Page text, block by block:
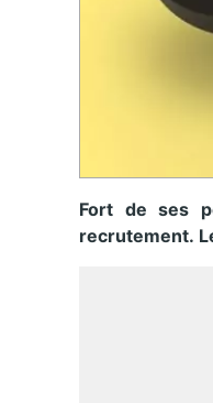
Fort de ses
recrutement.